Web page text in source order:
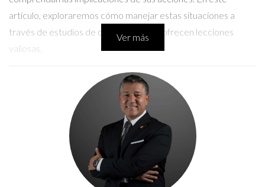
artículo, exploraremos cómo manejar estas situaciones a
través de estudios de caso reales que ofrecen lecciones
valiosas.
Estudio de Caso 1: La Venta de
Productos Falsificados
Uno de los casos más comunes en el ámbito empresarial es el
intento de un cliente de vender productos falsificados.
Imagina que eres dueño de una tienda en línea y un cliente se
acerca con una oferta para venderte una gran cantidad de
relojes que parecen ser réplicas de marcas reconocidas.
Ver más